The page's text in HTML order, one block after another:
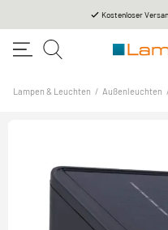
Kostenloser
Lampen & Leuchten / Außenleuchten